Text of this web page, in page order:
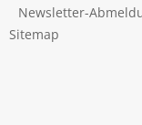
Newsletter-
Sitemap